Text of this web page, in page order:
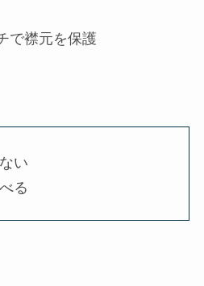
で襟元を保護
い
る